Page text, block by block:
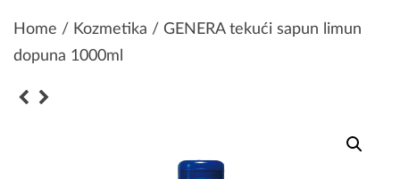
Home / Kozmetika / GENERA tekući sapun limun
dopuna 1000ml